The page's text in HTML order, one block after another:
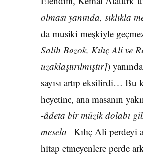
olması yanında, sıklıkla
da musiki meşkiyle
Salih Bozok, Kılıç Ali ve
uzaklaştırılmıştır])
sayısı artıp eksilirdi… Bu
heyetine, ana masanın
-âdeta bir müzik dolabı
mesela– Kılıç Ali perdeyi
hitap etmeyenlere perde